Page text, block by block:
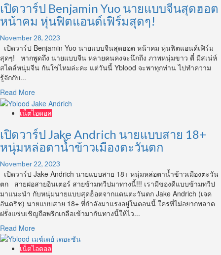
วาร์
ป
Waikin
Kwan
นาย
แบบ
สุด
เด่น
ฮ่องกง
ที่
ใจ
สาวๆ
ทั่ว
เอเชีย
เปิดวาร์ป Benjamin Yuo นายแบบจีนสุดฮอต
หน้าคม หุ่นฟิตแอนด์เฟิร์มสุดๆ!
November 28, 2023
เปิดวาร์ป Benjamin Yuo นายแบบจีนสุดฮอต หน้าคม หุ่นฟิตแอนด์เฟิร์ม
สุดๆ! หากพูดถึง นายแบบจีน หลายคนคงจะนึกถึง ภาพหนุ่มขาว ตี๋ มีสเน่ห์
สไตล์หนุ่มจีน กันใช่ไหมล่ะคะ แต่วันนี้ Yblood จะพาทุกท่าน ไปทำความ
รู้จักกับ...
Read MoreRead
more
about
วาร์
ป
Benjamin
Yuo
นาย
แบบ
จีน
สุด
ฮอต
หน้า
คม
หุ่น
ฟิต
เน็ตไอดอล
เปิดวาร์ป Jake Andrich นายแบบสาย 18+
หนุ่มหล่อตาน้ำข้าวเมืองตะวันตก
November 22, 2023
เปิดวาร์ป Jake Andrich นายแบบสาย 18+ หนุ่มหล่อตาน้ำข้าวเมืองตะวัน
ตก สายฝอสายอินเตอร์ สายข้ามทวีปมาทางนี้!!! เรามีของดีแบบข้ามทวีป
มาแนะนำ กับหนุ่มนายแบบสุดฮ็อตจากแดนตะวันตก Jake Andrich (เจค
อันดริช) นายแบบสาย 18+ ที่กำลังมาแรงอยู่ในตอนนี้ ใครที่ไม่อยากพลาด
ฝรั่งแซ่บเชิญถือพริกเกลือเข้ามากันทางนี้ให้ไว...
Read MoreRead
more
about
เน็ตไอดอล